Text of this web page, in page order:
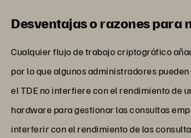
Desventajas o razones para
Cualquier flujo de trabajo criptográfico
por lo que algunos administradores
el TDE no interfiere con el rendimiento de
hardware para gestionar las consultas
interferir con el rendimiento de las